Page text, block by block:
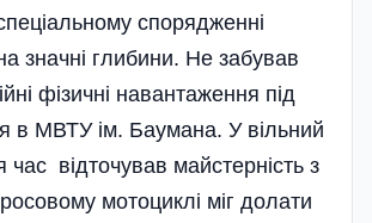
спорядженні
значні глибини. Не забував
фізичні навантаження під
в МВТУ ім. Баумана. У вільний
час відточував майстерність з
мотоциклі міг долати